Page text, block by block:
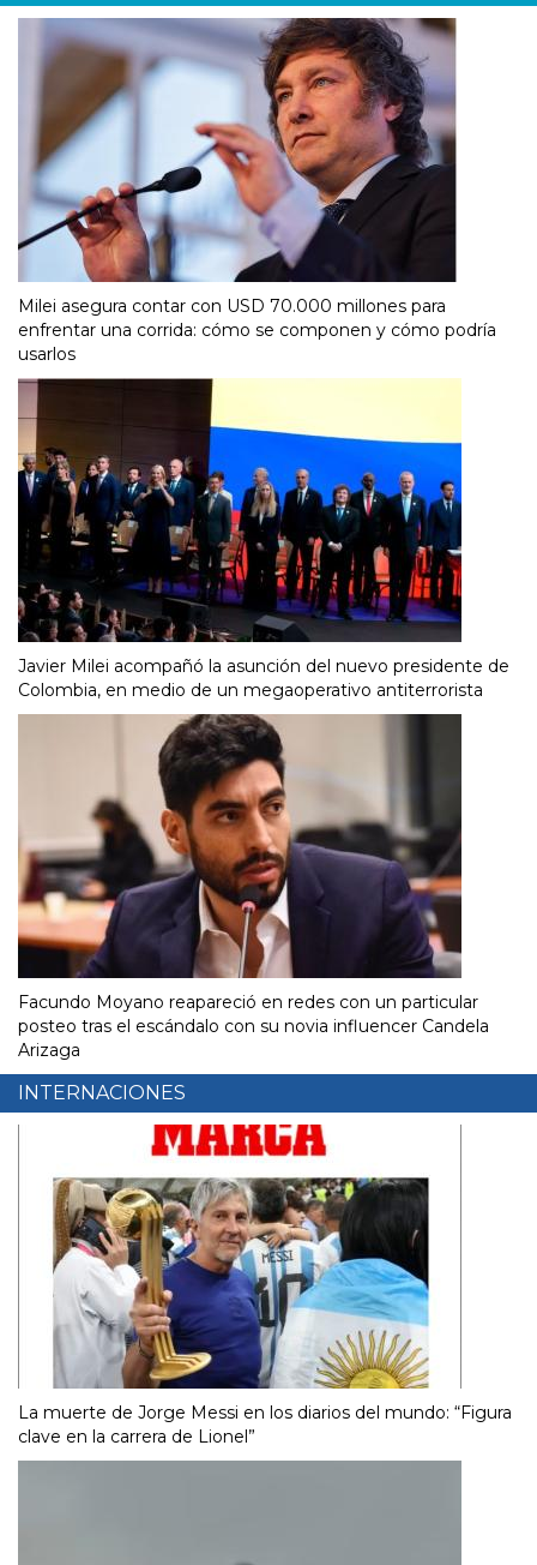
Milei asegura contar con USD 70.000 millones para
enfrentar una corrida: cómo se componen y cómo podría
usarlos
Javier Milei acompañó la asunción del nuevo presidente de
Colombia, en medio de un megaoperativo antiterrorista
Facundo Moyano reapareció en redes con un particular
posteo tras el escándalo con su novia influencer Candela
Arizaga
INTERNACIONES
La muerte de Jorge Messi en los diarios del mundo: “Figura
clave en la carrera de Lionel”